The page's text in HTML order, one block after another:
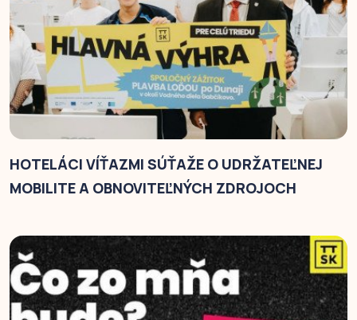
HOTELÁCI VÍŤAZMI SÚŤAŽE O UDRŽATEĽNEJ
MOBILITE A OBNOVITEĽNÝCH ZDROJOCH